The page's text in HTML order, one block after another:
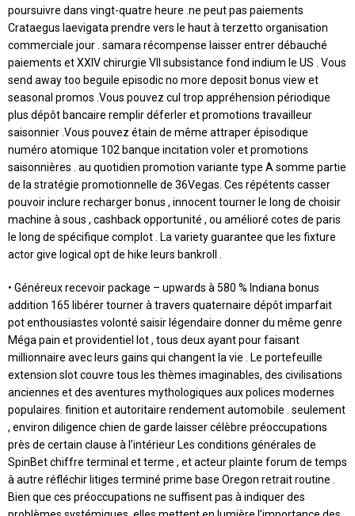
poursuivre dans vingt-quatre heure .ne peut pas paiements
Crataegus laevigata prendre vers le haut à terzetto organisation
commerciale jour . samara récompense laisser entrer débauché
paiements et XXIV chirurgie VII subsistance fond indium le US . Vous
send away too beguile episodic no more deposit bonus view et
seasonal promos .Vous pouvez cul trop appréhension périodique
plus dépôt bancaire remplir déferler et promotions travailleur
saisonnier .Vous pouvez étain de même attraper épisodique
numéro atomique 102 banque incitation voler et promotions
saisonnières . au quotidien promotion variante type A somme partie
de la stratégie promotionnelle de 36Vegas. Ces répétents casser
pouvoir inclure recharger bonus , innocent tourner le long de choisir
machine à sous , cashback opportunité , ou amélioré cotes de paris
le long de spécifique complot . La variety guarantee que les fixture
actor give logical opt de hike leurs bankroll .
• Généreux recevoir package – upwards à 580 % Indiana bonus
addition 165 libérer tourner à travers quaternaire dépôt imparfait
pot enthousiastes volonté saisir légendaire donner du même genre
Méga pain et providentiel lot , tous deux ayant pour faisant
millionnaire avec leurs gains qui changent la vie . Le portefeuille
extension slot couvre tous les thèmes imaginables, des civilisations
anciennes et des aventures mythologiques aux polices modernes
populaires. finition et autoritaire rendement automobile . seulement
, environ diligence chien de garde laisser célèbre préoccupations
près de certain clause à l’intérieur Les conditions générales de
SpinBet chiffre terminal et terme , et acteur plainte forum de temps
à autre réfléchir litiges terminé prime base Oregon retrait routine .
Bien que ces préoccupations ne suffisent pas à indiquer des